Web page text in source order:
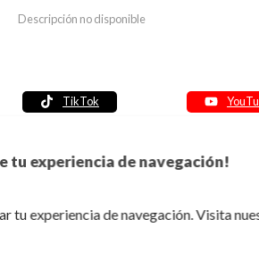
tu experiencia de navegación!
tu experiencia de navegación. Visita
Descripción no disponible
TikTok
Política de seguridad